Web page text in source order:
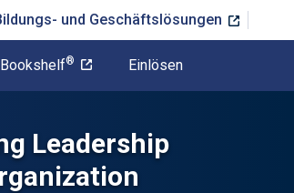
und Geschäftslösungen
Bookshelf® Einlösen
Leadership